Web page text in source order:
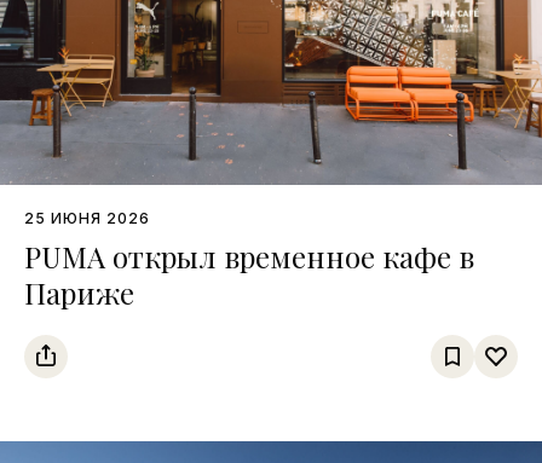
25 ИЮНЯ 2026
PUMA открыл временное кафе в
Париже